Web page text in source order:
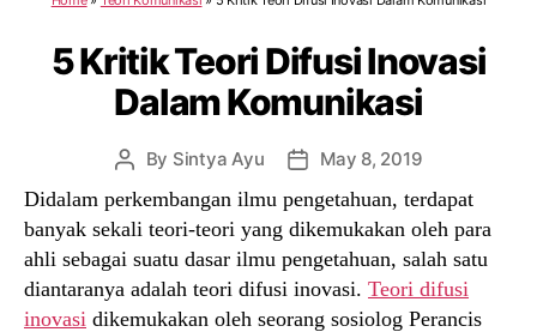
5 Kritik Teori Difusi Inovasi
Dalam Komunikasi
Post
author
By Sintya Ayu
PostMay 8, 2019
Didalam perkembangan ilmu pengetahuan, terdapat
banyak sekali teori-teori yang dikemukakan oleh para
ahli sebagai suatu dasar ilmu pengetahuan, salah satu
diantaranya adalah teori difusi inovasi. Teori difusi
inovasi dikemukakan oleh seorang sosiolog Perancis